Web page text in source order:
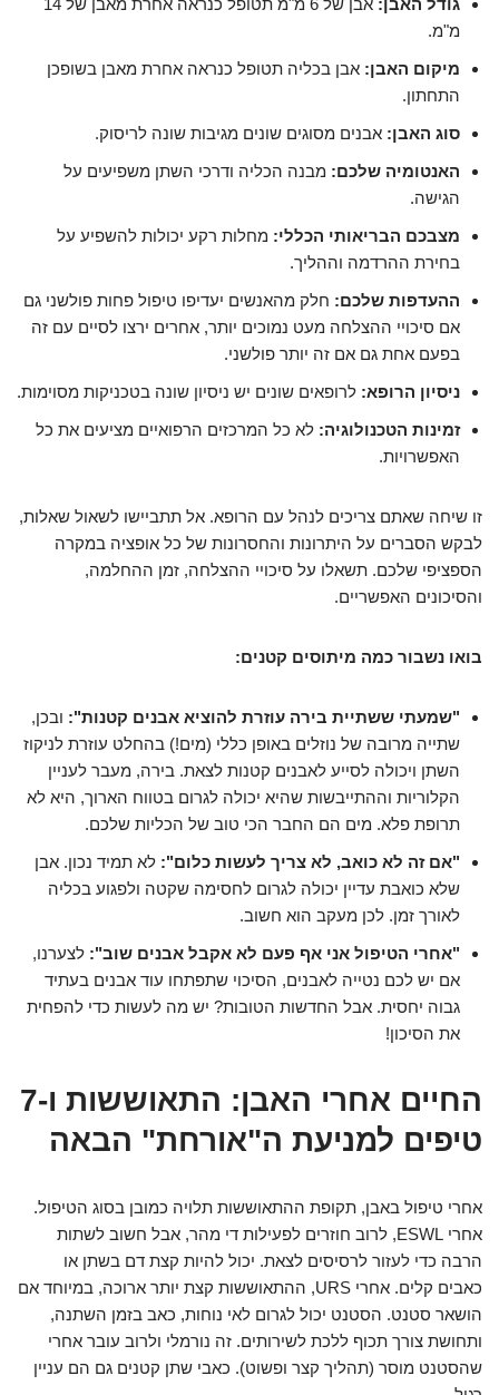
גודל האבן:
אבן של 6 מ"מ תטופל כנראה אחרת מאבן של 14
מ"מ.
מיקום האבן: אבן בכליה תטופל כנראה אחרת מאבן בשופכן
התחתון.
סוג האבן: אבנים מסוגים שונים מגיבות שונה לריסוק.
האנטומיה שלכם: מבנה הכליה ודרכי השתן משפיעים על
הגישה.
מצבכם הבריאותי הכללי: מחלות רקע יכולות להשפיע על
בחירת ההרדמה וההליך.
ההעדפות שלכם: חלק מהאנשים יעדיפו טיפול פחות פולשני גם
אם סיכויי ההצלחה מעט נמוכים יותר, אחרים ירצו לסיים עם זה
בפעם אחת גם אם זה יותר פולשני.
ניסיון הרופא: לרופאים שונים יש ניסיון שונה בטכניקות מסוימות.
זמינות הטכנולוגיה: לא כל המרכזים הרפואיים מציעים את כל
האפשרויות.
זו שיחה שאתם צריכים לנהל עם הרופא. אל תתביישו לשאול שאלות,
לבקש הסברים על היתרונות והחסרונות של כל אופציה במקרה
הספציפי שלכם. תשאלו על סיכויי ההצלחה, זמן ההחלמה,
והסיכונים האפשריים.
בואו נשבור כמה מיתוסים קטנים:
"שמעתי ששתיית בירה עוזרת להוציא אבנים קטנות": ובכן,
שתייה מרובה של נוזלים באופן כללי (מים!) בהחלט עוזרת לניקוז
השתן ויכולה לסייע לאבנים קטנות לצאת. בירה, מעבר לעניין
הקלוריות וההתייבשות שהיא יכולה לגרום בטווח הארוך, היא לא
תרופת פלא. מים הם החבר הכי טוב של הכליות שלכם.
"אם זה לא כואב, לא צריך לעשות כלום": לא תמיד נכון. אבן
שלא כואבת עדיין יכולה לגרום לחסימה שקטה ולפגוע בכליה
לאורך זמן. לכן מעקב הוא חשוב.
"אחרי הטיפול אני אף פעם לא אקבל אבנים שוב": לצערנו,
אם יש לכם נטייה לאבנים, הסיכוי שתפתחו עוד אבנים בעתיד
גבוה יחסית. אבל החדשות הטובות? יש מה לעשות כדי להפחית
את הסיכון!
החיים אחרי האבן: התאוששות ו-7
טיפים למניעת ה"אורחת" הבאה
אחרי טיפול באבן, תקופת ההתאוששות תלויה כמובן בסוג הטיפול.
אחרי ESWL, לרוב חוזרים לפעילות די מהר, אבל חשוב לשתות
הרבה כדי לעזור לרסיסים לצאת. יכול להיות קצת דם בשתן או
כאבים קלים. אחרי URS, ההתאוששות קצת יותר ארוכה, במיוחד אם
הושאר סטנט. הסטנט יכול לגרום לאי נוחות, כאב בזמן השתנה,
ותחושת צורך תכוף ללכת לשירותים. זה נורמלי ולרוב עובר אחרי
שהסטנט מוסר (תהליך קצר ופשוט). כאבי שתן קטנים גם הם עניין